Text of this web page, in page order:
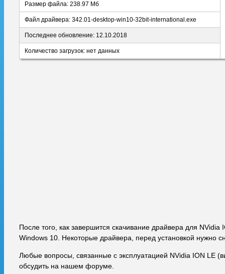
Размер файла: 238.97 Мб
Файл драйвера: 342.01-desktop-win10-32bit-international.exe
Последнее обновление: 12.10.2018
Количество загрузок: нет данных
После того, как завершится скачивание драйвера для
Windows 10. Некоторые драйвера, перед установкой нужно
Любые вопросы, связанные с эксплуатацией NVidia ION LE
обсудить на нашем форуме.